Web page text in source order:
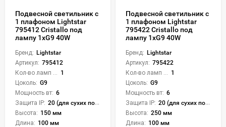
Подвесной светильник с
1 плафоном Lightstar
795412 Cristallo под
лампу 1xG9 40W
Бренд: Lightstar
Артикул: 795412
1
Цоколь: G9
Мощность вт: 6
Защита IP: 20 (для сухих пом.)
Высота: 150 мм
Длина: 100 мм
Подвесной светильник с
1 плафоном Lightstar
795422 Cristallo под
лампу 1xG9 40W
Бренд: Lightstar
Артикул: 795422
1
Цоколь: G9
Мощность вт: 6
Защита IP: 20 (для сухих пом.)
Высота: 250 мм
Длина: 100 мм